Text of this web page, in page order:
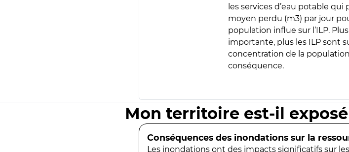
les services d’eau potable
moyen perdu (m3) par jour
population influe sur l’ILP.
importante, plus les ILP sont
concentration de la
conséquence.
Mon territoire est-il
Conséquences des inondations sur la
Les inondations ont des impacts significatifs sur